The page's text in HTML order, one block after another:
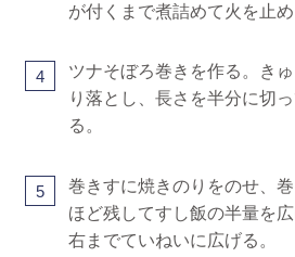
が付くまで煮詰めて火を止め
4
ツナそぼろ巻きを作る。き
り落とし、長さを半分に切
る。
5
巻きすに焼きのりをのせ、
ほど残してすし飯の半量を
右までていねいに広げる。